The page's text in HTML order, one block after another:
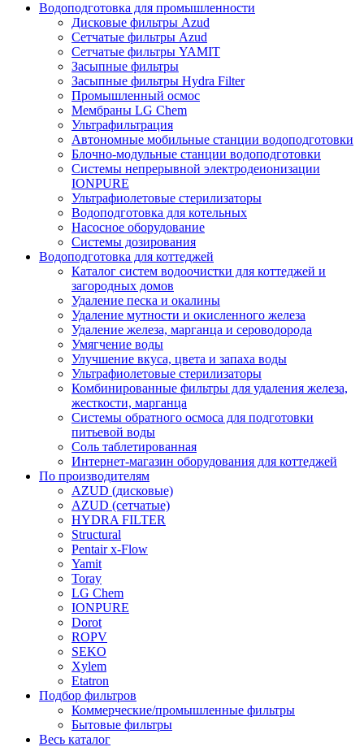
Водоподготовка для промышленности
Дисковые фильтры Azud
Сетчатые фильтры Azud
Сетчатые фильтры YAMIT
Засыпные фильтры
Засыпные фильтры Hydra Filter
Промышленный осмос
Мембраны LG Chem
Ультрафильтрация
Автономные мобильные станции водоподготовки
Блочно-модульные станции водоподготовки
Системы непрерывной электродеионизации
IONPURE
Ультрафиолетовые стерилизаторы
Водоподготовка для котельных
Насосное оборудование
Системы дозирования
Водоподготовка для коттеджей
Каталог систем водоочистки для коттеджей и
загородных домов
Удаление песка и окалины
Удаление мутности и окисленного железа
Удаление железа, марганца и сероводорода
Умягчение воды
Улучшение вкуса, цвета и запаха воды
Ультрафиолетовые стерилизаторы
Комбинированные фильтры для удаления железа,
жесткости, марганца
Системы обратного осмоса для подготовки
питьевой воды
Соль таблетированная
Интернет-магазин оборудования для коттеджей
По производителям
AZUD (дисковые)
AZUD (сетчатые)
HYDRA FILTER
Structural
Pentair x-Flow
Yamit
Toray
LG Chem
IONPURE
Dorot
ROPV
SEKO
Xylem
Etatron
Подбор фильтров
Коммерческие/промышленные фильтры
Бытовые фильтры
Весь каталог